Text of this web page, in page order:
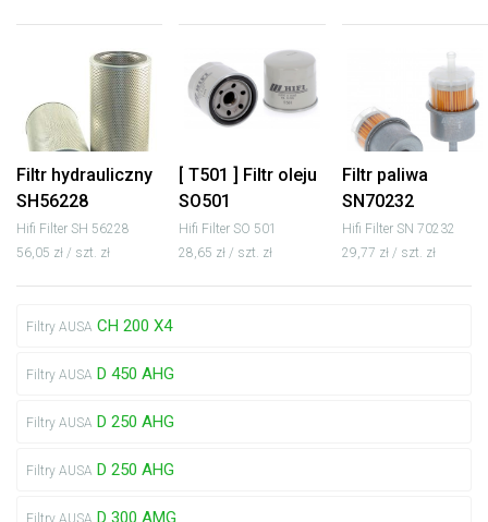
Filtr hydrauliczny
SH56228
Hifi Filter SH 56228
56,05 zł / szt. zł
[ T501 ] Filtr oleju
SO501
Hifi Filter SO 501
28,65 zł / szt. zł
Filtr paliwa
SN70232
Hifi Filter SN 70232
29,77 zł / szt. zł
Filtry AUSA CH 200 X4
Filtry AUSA D 450 AHG
Filtry AUSA D 250 AHG
Filtry AUSA D 250 AHG
Filtry AUSA D 300 AMG